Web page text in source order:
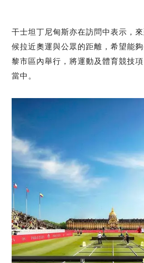
干士坦丁尼甸斯亦在訪問中表示，
候拉近奧運與公眾的距離，希望能
黎市區內舉行，將運動及體育競技
當中。